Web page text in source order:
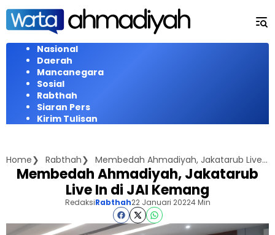
Langsung
konten
Nasional
Daerah
Mancanegara
Sosial
Rabthah
Siaran Pers
Kirim Tulisan
Home Rabthah Membedah Ahmadiyah, Jakatarub Live In di JAI Kemang
Membedah Ahmadiyah, Jakatarub
Live In di JAI Kemang
RedaksiRabthah22 Januari 20224 Min